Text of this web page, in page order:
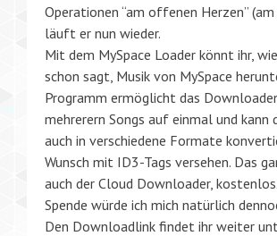
Operationen “am offenen Herzen” (am
läuft er nun wieder.
Mit dem MySpace Loader könnt ihr,
schon sagt, Musik von MySpace
Programm ermöglicht das
mehrerern Songs auf einmal und kann
auch in verschiedene Formate
Wunsch mit ID3-Tags versehen. Das
auch der Cloud Downloader,
Spende würde ich mich natürlich
Den Downloadlink findet ihr weiter